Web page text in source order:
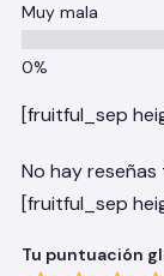
Muy mala
[fruitful_sep
No hay reseñas
[fruitful_sep
Tu puntuación